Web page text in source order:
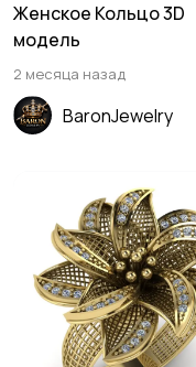
Женское Кольцо 3D
модель
2 месяца назад
BaronJewelry